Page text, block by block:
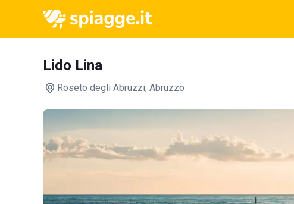
Lido Lina
Roseto degli Abruzzi, Abruzzo